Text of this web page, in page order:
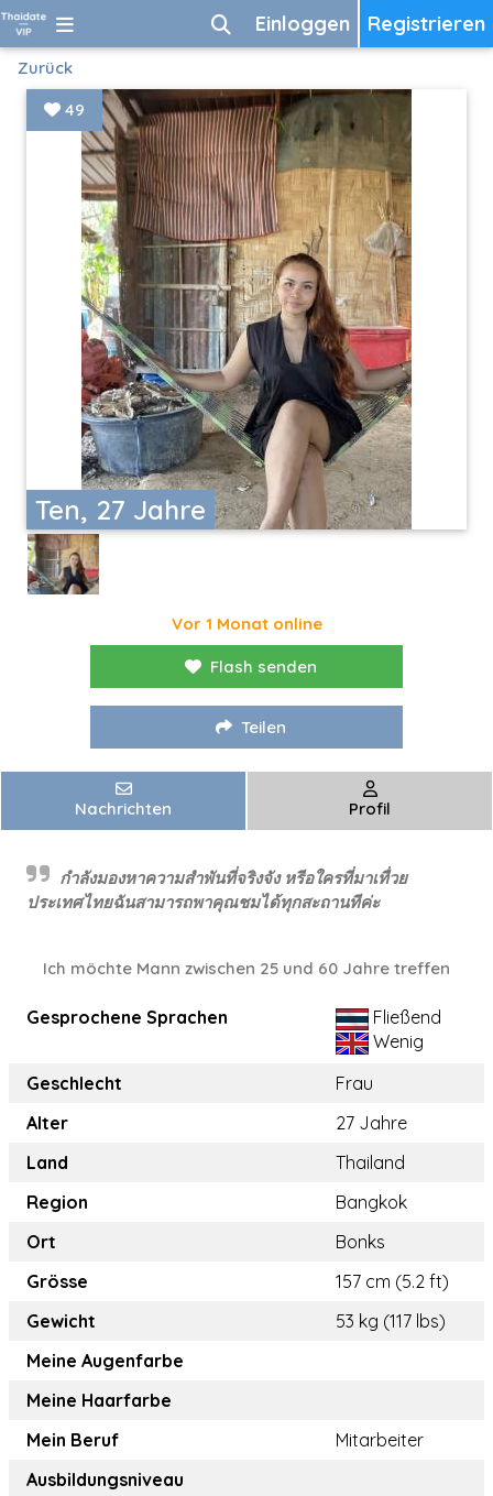
Registrieren
Einloggen
Zurück
Ten, 27 Jahre
49
Vor 1 Monat online
Flash senden
Teilen
Nachrichten Profil
กำลังมองหาความสำพันที่จริงจัง หรีอใครที่มาเทื่วย
ประเทศไทยฉันสามารถพาคุณชมได้ทุกสะถานทีค่ะ
Ich möchte Mann zwischen 25 und 60 Jahre treffen
Gesprochene Sprachen
Fließend
Wenig
Geschlecht
Frau
Alter
27 Jahre
Land
Thailand
Region
Bangkok
Ort
Bonks
Grösse
157 cm (5.2 ft)
Gewicht
53 kg (117 lbs)
Meine Augenfarbe
Meine Haarfarbe
Mein Beruf
Mitarbeiter
Ausbildungsniveau